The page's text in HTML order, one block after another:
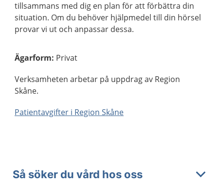
tillsammans med dig en plan för att förbättra din
situation. Om du behöver hjälpmedel till din hörsel
provar vi ut och anpassar dessa.
Ägarform: Privat
Verksamheten arbetar på uppdrag av Region
Skåne.
Patientavgifter i Region Skåne
Så söker du vård hos oss